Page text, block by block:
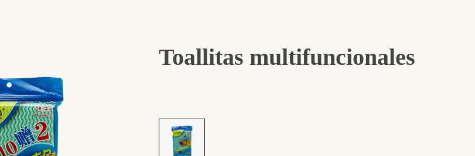
Toallitas multifuncionales